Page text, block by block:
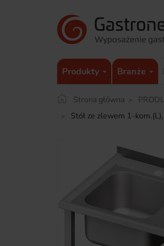
Produkty Branże
Strona główna
Stół ze zlewem 1-